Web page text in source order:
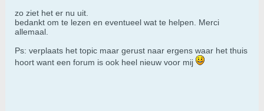
zo ziet het er nu uit.
bedankt om te lezen en eventueel wat te helpen. Merci
allemaal.
Ps: verplaats het topic maar gerust naar ergens waar het thuis
hoort want een forum is ook heel nieuw voor mij